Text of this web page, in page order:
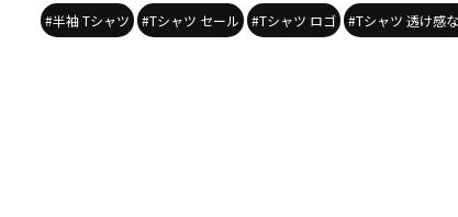
#半袖 Tシャツ #Tシャツ セール #Tシャツ ロゴ #Tシャツ 透け感